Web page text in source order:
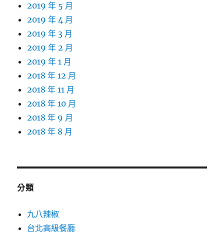
2019 年 5 月
2019 年 4 月
2019 年 3 月
2019 年 2 月
2019 年 1 月
2018 年 12 月
2018 年 11 月
2018 年 10 月
2018 年 9 月
2018 年 8 月
分類
九八辣椒
台北高級餐廳